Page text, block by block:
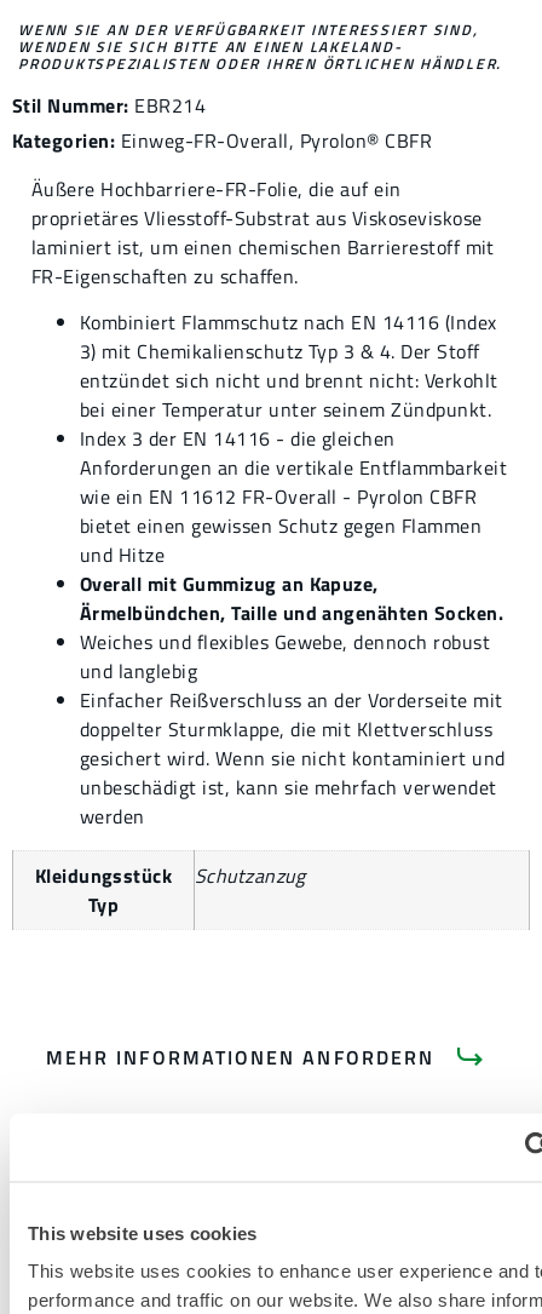
This website uses cookies
This website uses cookies to enhance user experience and
performance and traffic on our website. We also share
WENN SIE AN DER VERFÜGBARKEIT INTERESSIERT SIND,
WENDEN SIE SICH BITTE AN EINEN LAKELAND-
PRODUKTSPEZIALISTEN ODER IHREN ÖRTLICHEN HÄNDLER.
Stil Nummer: EBR214
Kategorien: Einweg-FR-Overall, Pyrolon® CBFR
Äußere Hochbarriere-FR-Folie, die auf ein
proprietäres Vliesstoff-Substrat aus Viskoseviskose
laminiert ist, um einen chemischen Barrierestoff mit
FR-Eigenschaften zu schaffen.
Kombiniert Flammschutz nach EN 14116 (Index
3) mit Chemikalienschutz Typ 3 & 4. Der Stoff
entzündet sich nicht und brennt nicht: Verkohlt
bei einer Temperatur unter seinem Zündpunkt.
Index 3 der EN 14116 - die gleichen
Anforderungen an die vertikale Entflammbarkeit
wie ein EN 11612 FR-Overall - Pyrolon CBFR
bietet einen gewissen Schutz gegen Flammen
und Hitze
Overall mit Gummizug an Kapuze,
Ärmelbündchen, Taille und angenähten Socken.
Weiches und flexibles Gewebe, dennoch robust
und langlebig
Einfacher Reißverschluss an der Vorderseite mit
doppelter Sturmklappe, die mit Klettverschluss
gesichert wird. Wenn sie nicht kontaminiert und
unbeschädigt ist, kann sie mehrfach verwendet
werden
Kleidungsstück
Typ
Schutzanzug
MEHR INFORMATIONEN ANFORDERN
PRODUKTLITERATUR